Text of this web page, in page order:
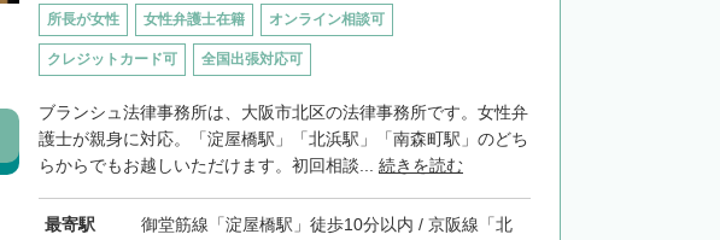
所長が女性 女性弁護士在籍 オンライン相談可
クレジットカード可 全国出張対応可
ブランシュ法律事務所は、大阪市北区の法律事務所です。女性弁
護士が親身に対応。「淀屋橋駅」「北浜駅」「南森町駅」のどち
らからでもお越しいただけます。初回相談... 続きを読む
最寄駅
御堂筋線「淀屋橋駅」徒歩10分以内 / 京阪線「北